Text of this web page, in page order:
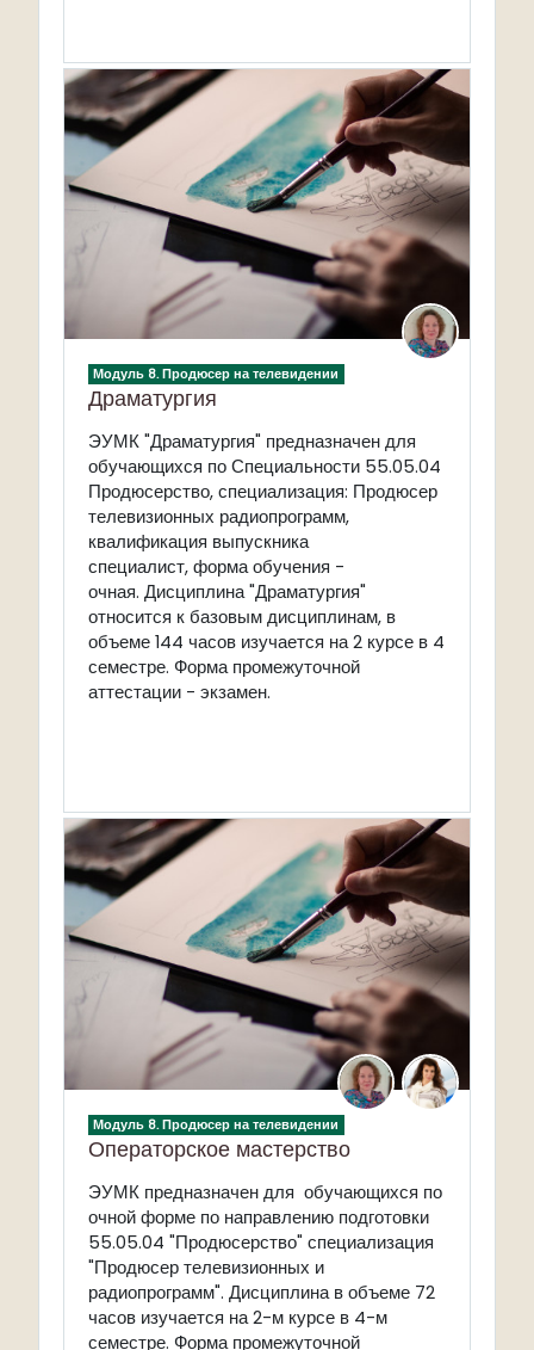
Модуль 8. Продюсер на телевидении
Драматургия
ЭУМК "Драматургия" предназначен для
обучающихся по Специальности 55.05.04
Продюсерство, специализация: Продюсер
телевизионных радиопрограмм,
квалификация выпускника
специалист, форма обучения -
очная. Дисциплина "Драматургия"
относится к базовым дисциплинам, в
объеме 144 часов изучается на 2 курсе в 4
семестре. Форма промежуточной
аттестации - экзамен.
Модуль 8. Продюсер на телевидении
Операторское мастерство
ЭУМК предназначен для обучающихся по
очной форме по направлению подготовки
55.05.04 "Продюсерство" специализация
"Продюсер телевизионных и
радиопрограмм". Дисциплина в объеме 72
часов изучается на 2-м курсе в 4-м
семестре. Форма промежуточной